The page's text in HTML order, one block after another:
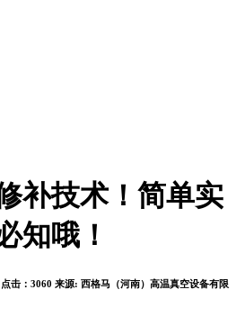
补技术！简单实
知哦！
击：3060 来源: 西格马（河南）高温真空设备有限